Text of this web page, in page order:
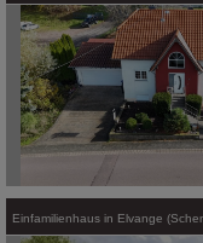
Einfamilienhaus in Elvange